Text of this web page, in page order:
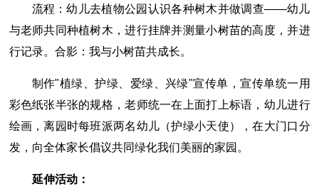
流程：幼儿去植物公园认识各种树木并做调查――幼儿
与老师共同种植树木，进行挂牌并测量小树苗的高度，并进
行记录。合影：我与小树苗共成长。
制作"植绿、护绿、爱绿、兴绿"宣传单，宣传单统一用
彩色纸张半张的规格，老师统一在上面打上标语，幼儿进行
绘画，离园时每班派两名幼儿（护绿小天使），在大门口分
发，向全体家长倡议共同绿化我们美丽的家园。
延伸活动：